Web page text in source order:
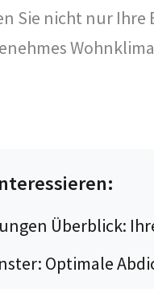
Sie nicht nur Ihre
Überblick:
Optimale